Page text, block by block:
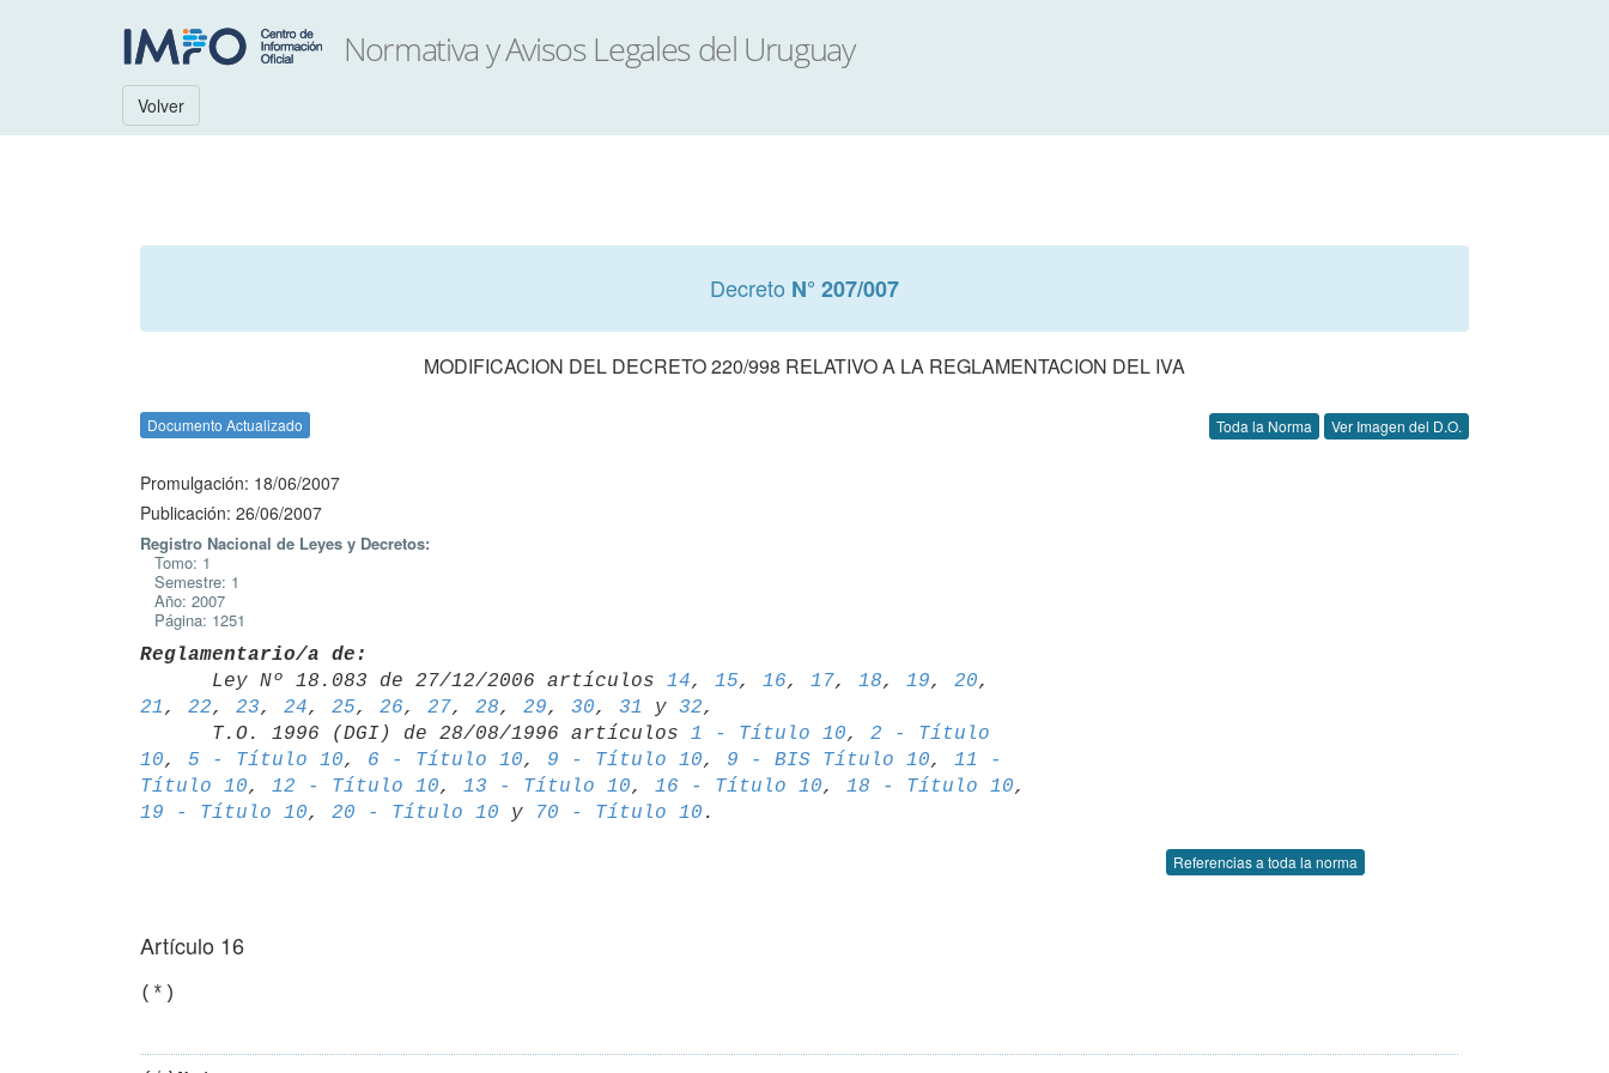
Volver
Decreto N° 207/007
MODIFICACION DEL DECRETO 220/998 RELATIVO A LA REGLAMENTACION DEL IVA
Documento Actualizado Toda la Norma Ver Imagen del D.O.
Promulgación: 18/06/2007
Publicación: 26/06/2007
Registro Nacional de Leyes y Decretos:
Tomo: 1
Semestre: 1
Año: 2007
Página: 1251
Reglamentario/a de:
Ley Nº 18.083 de 27/12/2006 artículos 14, 15, 16, 17, 18, 19, 20,
21 , 22, 23, 24, 25, 26, 27, 28, 29, 30, 31 y 32,
      T.O. 1996 (DGI) de 28/08/1996 artículos
1 - Título 10, 2 - Título
10, 5 - Título 10, 6 - Título 10, 9 - Título 10, 9 - BIS Título 10, 11 -
Título 10, 12 - Título 10, 13 - Título 10, 16 - Título 10, 18 - Título 10
19 - Título 10, 20 - Título 10 y 70 - Título 10
Referencias a toda la norma
Artículo 16
(*)